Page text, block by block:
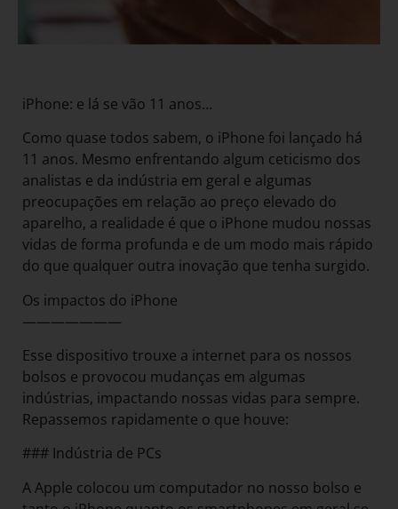
iPhone: e lá se vão 11 anos…
Como quase todos sabem, o iPhone foi lançado há
11 anos. Mesmo enfrentando algum ceticismo dos
analistas e da indústria em geral e algumas
preocupações em relação ao preço elevado do
aparelho, a realidade é que o iPhone mudou nossas
vidas de forma profunda e de um modo mais rápido
do que qualquer outra inovação que tenha surgido.
Os impactos do iPhone
———————
Esse dispositivo trouxe a internet para os nossos
bolsos e provocou mudanças em algumas
indústrias, impactando nossas vidas para sempre.
Repassemos rapidamente o que houve:
### Indústria de PCs
A Apple colocou um computador no nosso bolso e